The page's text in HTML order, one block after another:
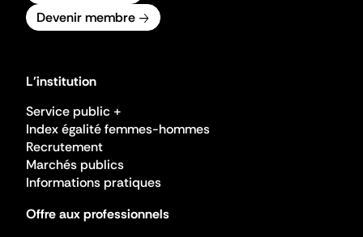
Devenir membre
L'institution
Service public +
Index égalité femmes-hommes
Recrutement
Marchés publics
Informations pratiques
Offre aux professionnels